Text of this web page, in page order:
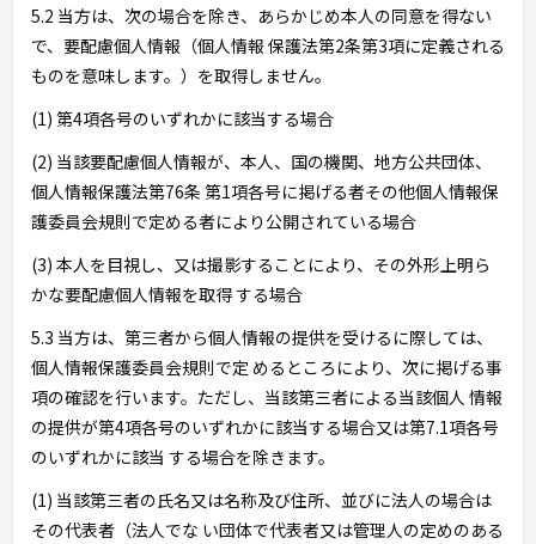
5.2 当方は、次の場合を除き、あらかじめ本人の同意を得ない
で、要配慮個人情報（個人情報 保護法第2条第3項に定義される
ものを意味します。）を取得しません。
(1) 第4項各号のいずれかに該当する場合
(2) 当該要配慮個人情報が、本人、国の機関、地方公共団体、
個人情報保護法第76条 第1項各号に掲げる者その他個人情報保
護委員会規則で定める者により公開されている場合
(3) 本人を目視し、又は撮影することにより、その外形上明ら
かな要配慮個人情報を取得 する場合
5.3 当方は、第三者から個人情報の提供を受けるに際しては、
個人情報保護委員会規則で定 めるところにより、次に掲げる事
項の確認を行います。ただし、当該第三者による当該個人 情報
の提供が第4項各号のいずれかに該当する場合又は第7.1項各号
のいずれかに該当 する場合を除きます。
(1) 当該第三者の氏名又は名称及び住所、並びに法人の場合は
その代表者（法人でな い団体で代表者又は管理人の定めのある